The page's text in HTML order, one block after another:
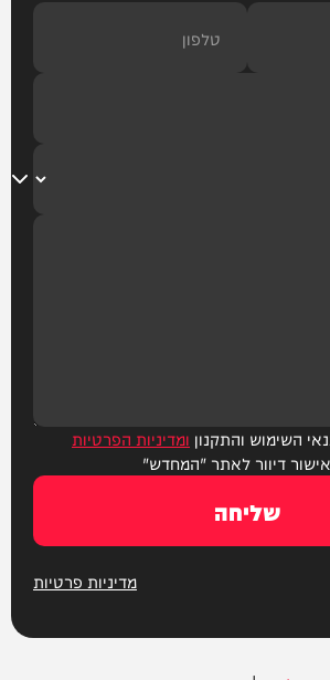
השימוש והתקנון ומדיניות הפרטיות
דיוור לאתר "המחדש"
שליחה
מדיניות פרטיות